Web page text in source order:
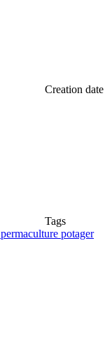
Creation date
Tags
permaculture potager